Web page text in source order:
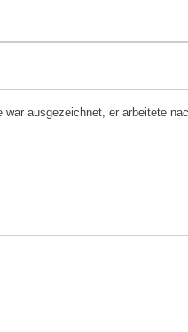
ausgezeichnet, er arbeitete